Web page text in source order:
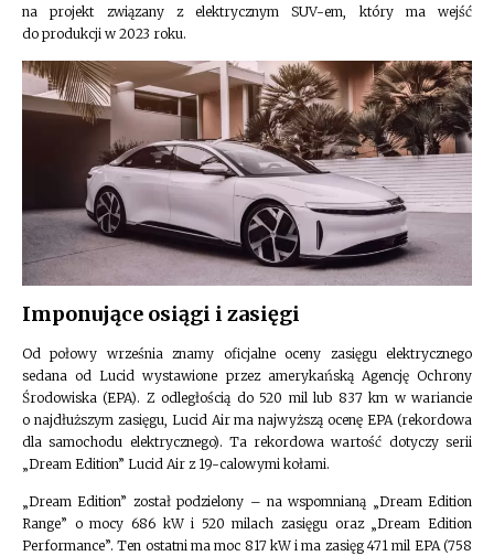
na projekt związany z elektrycznym SUV-em, który ma wejść
do produkcji w 2023 roku.
Imponujące osiągi i zasięgi
Od połowy września znamy oficjalne oceny zasięgu elektrycznego
sedana od Lucid wystawione przez amerykańską Agencję Ochrony
Środowiska (EPA). Z odległością do 520 mil lub 837 km w wariancie
o najdłuższym zasięgu, Lucid Air ma najwyższą ocenę EPA (rekordowa
dla samochodu elektrycznego). Ta rekordowa wartość dotyczy serii
„Dream Edition” Lucid Air z 19-calowymi kołami.
„Dream Edition” został podzielony – na wspomnianą „Dream Edition
Range” o mocy 686 kW i 520 milach zasięgu oraz „Dream Edition
Performance”. Ten ostatni ma moc 817 kW i ma zasięg 471 mil EPA (758